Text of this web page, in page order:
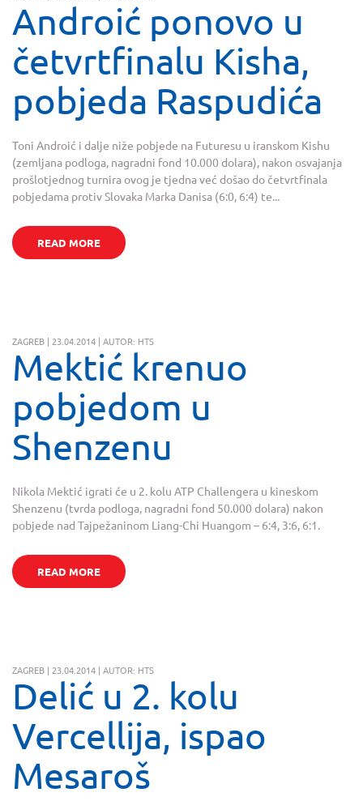
Androić ponovo u
četvrtfinalu Kisha,
pobjeda Raspudića
Toni Androić i dalje niže pobjede na Futuresu u iranskom Kishu
(zemljana podloga, nagradni fond 10.000 dolara), nakon osvajanja
prošlotjednog turnira ovog je tjedna već došao do četvrtfinala
pobjedama protiv Slovaka Marka Danisa (6:0, 6:4) te...
READ MORE
ZAGREB | 23.04.2014 | AUTOR: HTS
Mektić krenuo
pobjedom u
Shenzenu
Nikola Mektić igrati će u 2. kolu ATP Challengera u kineskom
Shenzenu (tvrda podloga, nagradni fond 50.000 dolara) nakon
pobjede nad Tajpežaninom Liang-Chi Huangom – 6:4, 3:6, 6:1.
READ MORE
ZAGREB | 23.04.2014 | AUTOR: HTS
Delić u 2. kolu
Vercellija, ispao
Mesaroš